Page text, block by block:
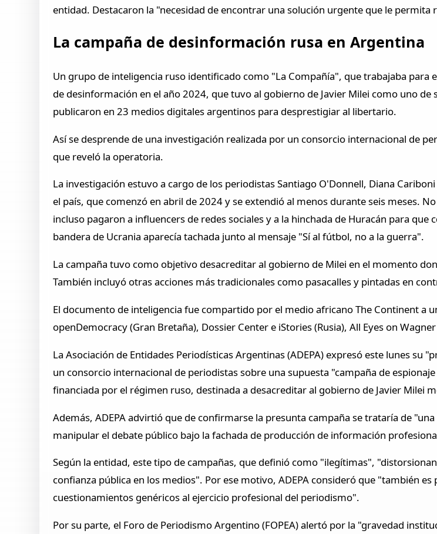
entidad. Destacaron la "necesidad de encontrar una solución urgente que le
La campaña de desinformación rusa en Argentina
Un grupo de inteligencia ruso identificado como "La Compañía", que trabajaba
de desinformación en el año 2024, que tuvo al gobierno de Javier Milei como uno
publicaron en 23 medios digitales argentinos para desprestigiar al libertario.
Así se desprende de una investigación realizada por un consorcio internacional de
que reveló la operatoria.
La investigación estuvo a cargo de los periodistas Santiago O'Donnell, Diana
el país, que comenzó en abril de 2024 y se extendió al menos durante seis meses.
incluso pagaron a influencers de redes sociales y a la hinchada de Huracán para
bandera de Ucrania aparecía tachada junto al mensaje "Sí al fútbol, no a la guerra".
La campaña tuvo como objetivo desacreditar al gobierno de Milei en el momento
También incluyó otras acciones más tradicionales como pasacalles y pintadas en
El documento de inteligencia fue compartido por el medio africano The Continent a
openDemocracy (Gran Bretaña), Dossier Center e iStories (Rusia), All Eyes on
La Asociación de Entidades Periodísticas Argentinas (ADEPA) expresó este lunes
un consorcio internacional de periodistas sobre una supuesta "campaña de
financiada por el régimen ruso, destinada a desacreditar al gobierno de Javier Milei
Además, ADEPA advirtió que de confirmarse la presunta campaña se trataría de
manipular el debate público bajo la fachada de producción de información
Según la entidad, este tipo de campañas, que definió como "ilegítimas",
confianza pública en los medios". Por ese motivo, ADEPA consideró que "también
cuestionamientos genéricos al ejercicio profesional del periodismo".
Por su parte, el Foro de Periodismo Argentino (FOPEA) alertó por la "gravedad